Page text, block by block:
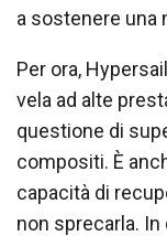
a sostenere una
Per ora,
vela ad alte
questione di
compositi. È
capacità di
non sprecarla.